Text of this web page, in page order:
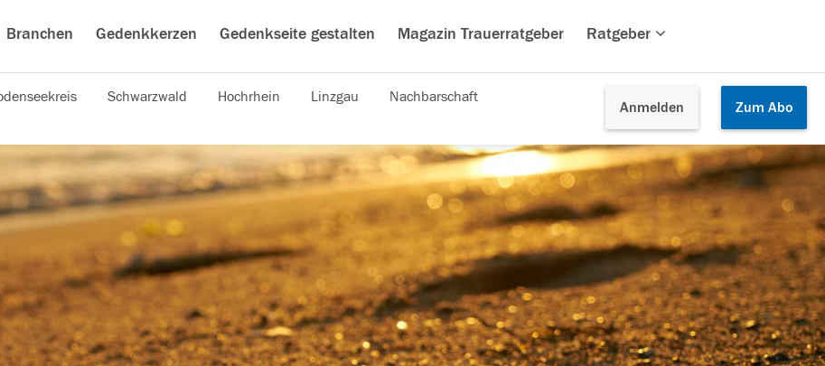
Branchen Gedenkkerzen Gedenkseite gestalten Magazin Trauerratgeber Ratgeber
Anmelden Zum Abo
Schwarzwald Hochrhein Linzgau Nachbarschaft